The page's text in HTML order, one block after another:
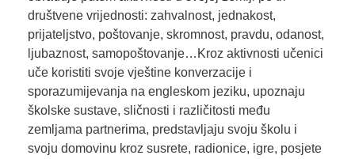
društvene vrijednosti: zahvalnost, jednakost,
prijateljstvo, poštovanje, skromnost, pravdu, odanost,
ljubaznost, samopoštovanje…Kroz aktivnosti učenici
uče koristiti svoje vještine konverzacije i
sporazumijevanja na engleskom jeziku, upoznaju
školske sustave, sličnosti i različitosti među
zemljama partnerima, predstavljaju svoju školu i
svoju domovinu kroz susrete, radionice, igre, posjete